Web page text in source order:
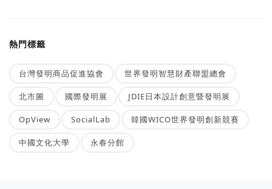
熱門標籤
台灣發明商品促進協會 世界發明智慧財產聯盟總會
北市圖 國際發明展 JDIE日本設計創意暨發明展
OpView SocialLab 韓國WICO世界發明創新競賽
中國文化大學 永春分館